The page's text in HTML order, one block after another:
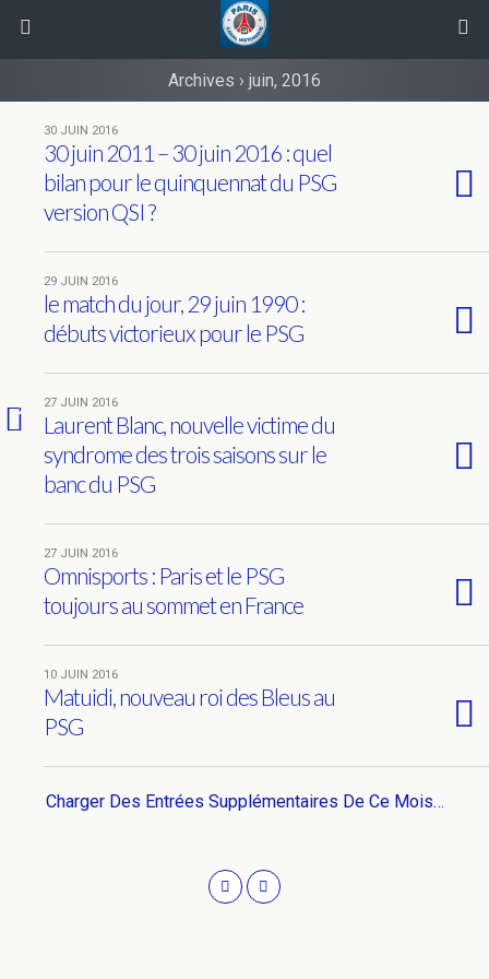
Archives › juin, 2016
30 JUIN 2016
30 juin 2011 – 30 juin 2016 : quel
bilan pour le quinquennat du PSG
version QSI ?
29 JUIN 2016
le match du jour, 29 juin 1990 :
débuts victorieux pour le PSG
2
27 JUIN 2016
Laurent Blanc, nouvelle victime du
syndrome des trois saisons sur le
banc du PSG
27 JUIN 2016
Omnisports : Paris et le PSG
toujours au sommet en France
10 JUIN 2016
Matuidi, nouveau roi des Bleus au
PSG
Charger Des Entrées Supplémentaires De Ce Mois…